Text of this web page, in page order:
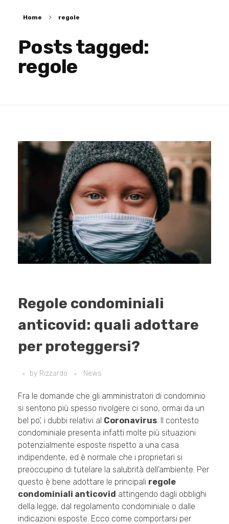
Home regole
Posts tagged:
regole
Regole condominiali
anticovid: quali adottare
per proteggersi?
by Rizzardo News
Fra le domande che gli amministratori di condominio
si sentono più spesso rivolgere ci sono, ormai da un
bel po’, i dubbi relativi al Coronavirus. Il contesto
condominiale presenta infatti molte più situazioni
potenzialmente esposte rispetto a una casa
indipendente, ed è normale che i proprietari si
preoccupino di tutelare la salubrità dell’ambiente. Per
questo è bene adottare le principali regole
condominiali anticovid attingendo dagli obblighi
della legge, dal regolamento condominiale o dalle
indicazioni esposte. Ecco come comportarsi per